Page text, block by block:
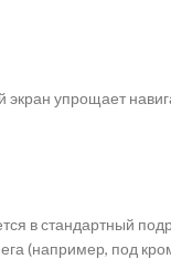
упрощает
в стандартный
(например, под